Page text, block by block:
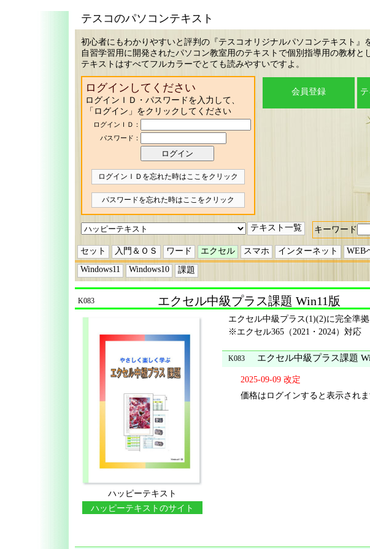
テスコのパソコンテキスト
初心者にもわかりやすいと評判の『テスコオリジナルパソコンテキスト』
自習学習用に開発されたパソコン教室用のテキストで個別指導用の教材と
テキストはすべてフルカラーでとても読みやすいですよ。
ログインしてください
ログインＩＤ・パスワードを入力して、
「ログイン」をクリックしてください
ログインＩＤ：
パスワード：
ログインＩＤを忘れた時はここをクリック
パスワードを忘れた時はここをクリック
会員登録
テキスト一覧 キーワード
セット 入門＆ＯＳ ワード エクセル スマホ インターネット WEB
Windows11
Windows10 課題
K083 エクセル中級プラス課題 Win11版
ハッピーテキスト
ハッピーテキストのサイト
エクセル中級プラス(1)(2)に完全準拠
※エクセル365（2021・2024）対応
K083 エクセル中級プラス課題
2025-09-09 改定
価格はログインすると表示され